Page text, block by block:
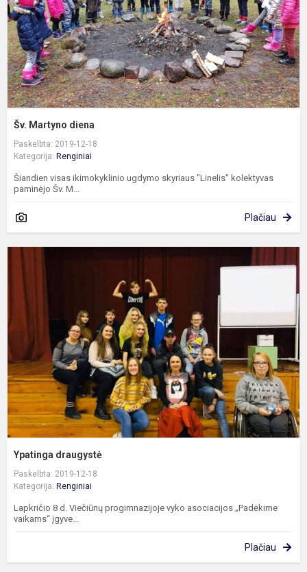
Šv. Martyno diena
Paskelbta: 2019-12-18
Kategorija: Renginiai
Šiandien visas ikimokyklinio ugdymo skyriaus "Linelis" kolektyvas
paminėjo Šv. M...
Plačiau
Ypatinga draugystė
Paskelbta: 2019-12-18
Kategorija: Renginiai
Lapkričio 8 d. Viečiūnų progimnazijoje vyko asociacijos „Padėkime
vaikams“ įgyve...
Plačiau